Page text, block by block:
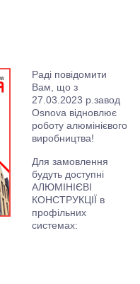
Раді повідомити
Вам, що з
27.03.2023 р.завод
Оsnova відновлює
роботу алюмінієвого
виробництва!
Для замовлення
будуть доступні
АЛЮМІНІЄВІ
КОНСТРУКЦІЇ в
профільних
системах: